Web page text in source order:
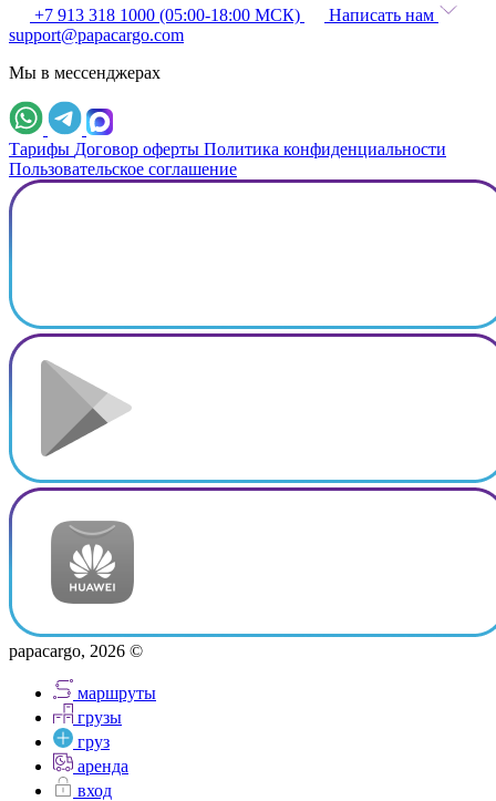
+7 913 318 1000 (05:00-18:00 МСК)
Написать нам
support@papacargo.com
Мы в мессенджерах
Тарифы Договор оферты Политика конфиденциальности
Пользовательское соглашение
papacargo, 2026 ©
маршруты
грузы
груз
аренда
вход